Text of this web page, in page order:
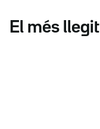
El més llegit